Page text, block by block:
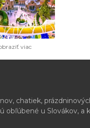
viac
chatiek,
obľúbené u Slovákov, a